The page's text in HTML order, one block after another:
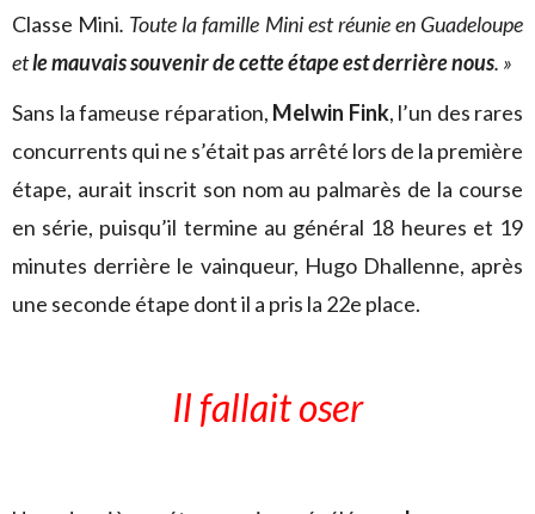
Classe Mini. Toute la famille Mini est réunie en Guadeloupe
etle mauvais souvenir de cette étape est derrière nous. »
Sans la fameuse réparation, Melwin Fink, l’un des rares
concurrents qui ne s’était pas arrêté lors de la première
étape, aurait inscrit son nom au palmarès de la course
en série, puisqu’il termine au général 18 heures et 19
minutes derrière le vainqueur, Hugo Dhallenne, après
une seconde étape dont il a pris la 22e place.
Il fallait oser